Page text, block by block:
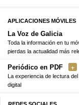
APLICACIONES MÓVILES
La Voz de Galicia
Toda la información en tu
pierdas la actualidad más
Periódico en PDF
La experiencia de lectura
digital